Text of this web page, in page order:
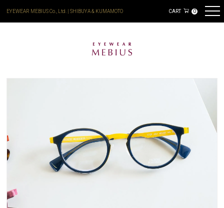
EYEWEAR MEBIUS Co., Ltd. | SHIBUYA & KUMAMOTO CART 0